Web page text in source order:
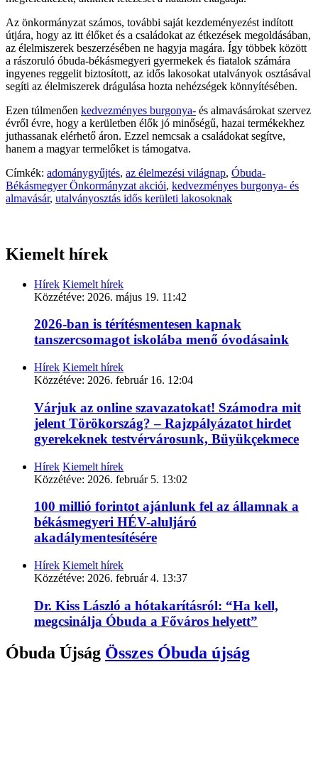
Az önkormányzat számos, további saját kezdeményezést indított
útjára, hogy az itt élőket és a családokat az étkezések megoldásában,
az élelmiszerek beszerzésében ne hagyja magára. Így többek között
a rászoruló óbuda-békásmegyeri gyermekek és fiatalok számára
ingyenes reggelit biztosított, az idős lakosokat utalványok osztásával
segíti az élelmiszerek drágulása hozta nehézségek könnyítésében.
Ezen túlmenően kedvezményes burgonya- és almavásárokat szervez
évről évre, hogy a kerületben élők jó minőségű, hazai termékekhez
juthassanak elérhető áron. Ezzel nemcsak a családokat segítve,
hanem a magyar termelőket is támogatva.
Címkék: adománygyűjtés, az élelmezési világnap, Óbuda-
Békásmegyer Önkormányzat akciói, kedvezményes burgonya- és
almavásár, utalványosztás idős kerületi lakosoknak
Kiemelt hírek
Hírek Kiemelt hírek
Közzétéve: 2026. május 19. 11:42
2026-ban is térítésmentesen kapnak
tanszercsomagot iskolába menő óvodásaink
Hírek Kiemelt hírek
Közzétéve: 2026. február 16. 12:04
Várjuk az online szavazatokat! Számodra mit
jelent Törökország? – Rajzpályázatot hirdet
gyerekeknek testvérvárosunk, Büyükçekmece
Hírek Kiemelt hírek
Közzétéve: 2026. február 5. 13:02
100 millió forintot ajánlunk fel az államnak a
békásmegyeri HÉV-aluljáró
akadálymentesítésére
Hírek Kiemelt hírek
Közzétéve: 2026. február 4. 13:37
Dr. Kiss László a hótakarításról: “Ha kell,
megcsinálja Óbuda a Főváros helyett”
Óbuda Újság Összes Óbuda újság